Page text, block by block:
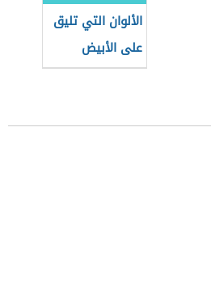
الألوان التي تليق
على الأبيض
والأسود